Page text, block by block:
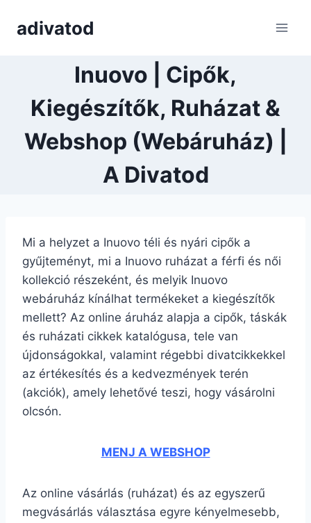
adivatod
Inuovo | Cipők,
Kiegészítők, Ruházat &
Webshop (Webáruház) |
A Divatod
Mi a helyzet a Inuovo téli és nyári cipők a
gyűjteményt, mi a Inuovo ruházat a férfi és női
kollekció részeként, és melyik Inuovo
webáruház kínálhat termékeket a kiegészítők
mellett? Az online áruház alapja a cipők, táskák
és ruházati cikkek katalógusa, tele van
újdonságokkal, valamint régebbi divatcikkekkel
az értékesítés és a kedvezmények terén
(akciók), amely lehetővé teszi, hogy vásárolni
olcsón.
MENJ A WEBSHOP
Az online vásárlás (ruházat) és az egyszerű
megvásárlás választása egyre kényelmesebb,